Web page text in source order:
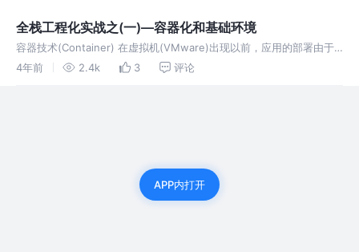
全栈工程化实战之(一)—容器化和基础环境
容器技术(Container) 在虚拟机(VMware)出现以前，应用的部署由于
依赖问题，往往新应用要部署在独立的服务器上，导致硬件资源利用率
4年前 2.4k 3 评论
APP内打开